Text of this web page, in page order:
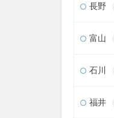
長野
富山
石川
福井